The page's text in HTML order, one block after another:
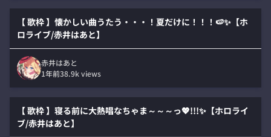
【 歌枠 】懐かしい曲うたう・・・！夏だけに！！！🍉✨【ホ
ロライブ/赤井はあと】
赤井はあと
1年前38.9kviews
【 歌枠 】寝る前に大熱唱なちゃま～～～っ💖!!!✨【ホロライ
ブ/赤井はあと】